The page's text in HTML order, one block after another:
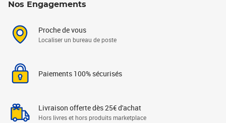
Nos Engagements
Proche de vous
Localiser un bureau de poste
Paiements 100% sécurisés
Livraison offerte dès 25€ d'achat
Hors livres et hors produits marketplace